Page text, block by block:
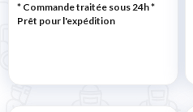
* Commande traitée sous 24h*
Prêt pour l'expédition